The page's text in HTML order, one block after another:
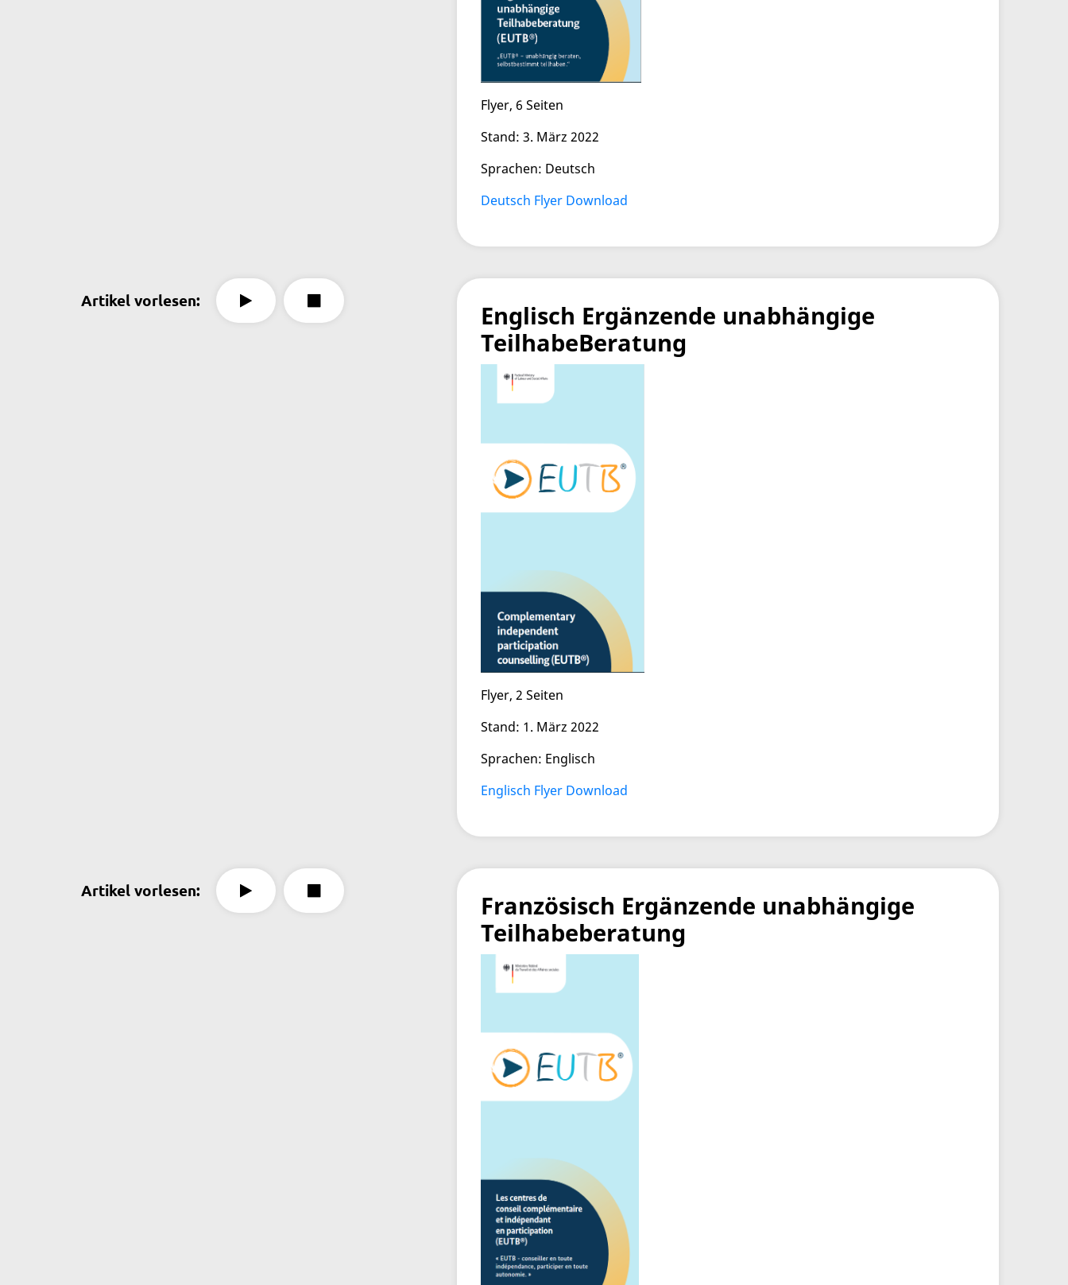
Flyer, 6 Seiten
Stand: 3. März 2022
Sprachen: Deutsch
Deutsch Flyer Download
Artikel vorlesen:
Englisch Ergänzende unabhängige
TeilhabeBeratung
Flyer, 2 Seiten
Stand: 1. März 2022
Sprachen: Englisch
Englisch Flyer Download
Artikel vorlesen:
Französisch Ergänzende unabhängige
Teilhabeberatung